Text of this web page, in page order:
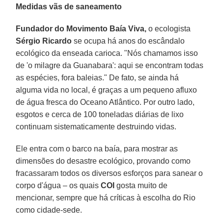
Medidas vãs de saneamento
Fundador do Movimento Baía Viva, o ecologista
Sérgio Ricardo se ocupa há anos do escândalo
ecológico da enseada carioca. "Nós chamamos isso
de 'o milagre da Guanabara': aqui se encontram todas
as espécies, fora baleias." De fato, se ainda há
alguma vida no local, é graças a um pequeno afluxo
de água fresca do Oceano Atlântico. Por outro lado,
esgotos e cerca de 100 toneladas diárias de lixo
continuam sistematicamente destruindo vidas.
Ele entra com o barco na baía, para mostrar as
dimensões do desastre ecológico, provando como
fracassaram todos os diversos esforços para sanear o
corpo d'água – os quaisCOI gosta muito de
mencionar, sempre que há críticas à escolha do Rio
como cidade-sede.